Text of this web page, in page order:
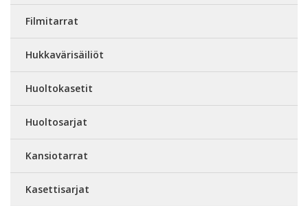
Filmitarrat
Hukkavärisäiliöt
Huoltokasetit
Huoltosarjat
Kansiotarrat
Kasettisarjat